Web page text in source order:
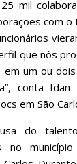
mil
com o
que nós
um ou
conta
em São
do
no